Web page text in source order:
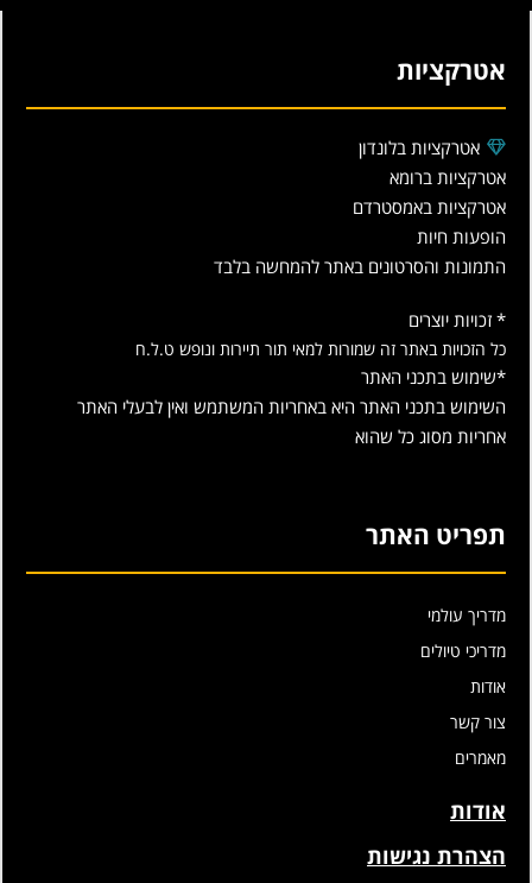
אטרקציות
אטרקציות בלונדון
אטרקציות ברומא
אטרקציות באמסטרדם
הופעות חיות
התמונות והסרטונים באתר להמחשה בלבד
* זכויות יוצרים
כל הזכויות באתר זה שמורות למאי תור תיירות ונופש ט.ל.ח
*שימוש בתכני האתר
השימוש בתכני האתר היא באחריות המשתמש ואין לבעלי האתר
אחריות מסוג כל שהוא
תפריט האתר
מדריך עולמי
מדריכי טיולים
אודות
צור קשר
מאמרים
אודות
הצהרת נגישות